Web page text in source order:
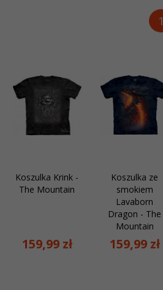
1
Koszulka Krink -
The Mountain
159,99 zł
Koszulka ze
smokiem
Lavaborn
Dragon - The
Mountain
159,99 zł